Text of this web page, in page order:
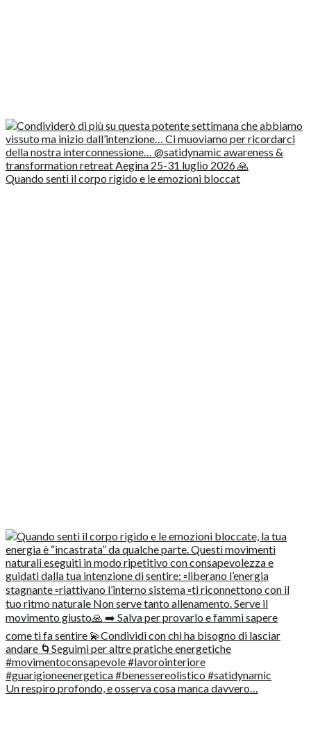
Quando senti il corpo rigido e le emozioni bloccat
Un respiro profondo, e osserva cosa manca davvero…